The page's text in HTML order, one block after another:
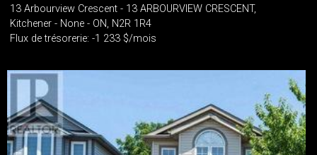
13 Arbourview Crescent - 13 ARBOURVIEW CRESCENT,
Kitchener - None - ON, N2R 1R4
Flux de trésorerie: -1 233 $/mois